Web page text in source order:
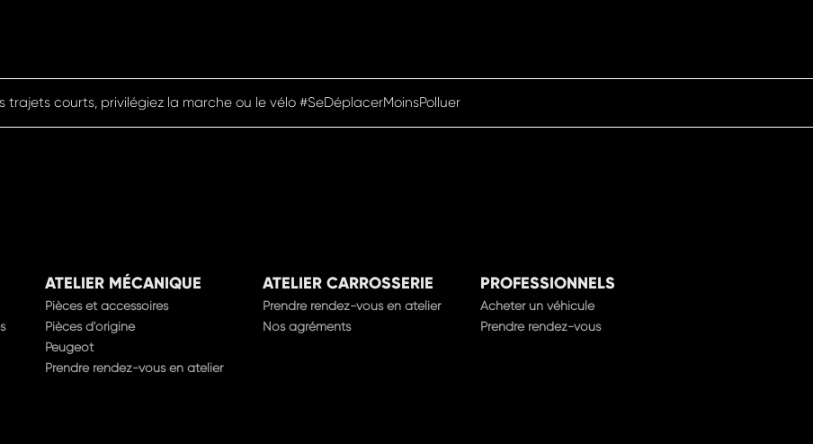
trajets courts, privilégiez la marche ou le vélo #SeDéplacerMoinsPolluer
ATELIER MÉCANIQUE
Pièces et accessoires
Pièces d'origine
Peugeot
Prendre rendez-vous en atelier
ATELIER CARROSSERIE
Prendre rendez-vous en atelier
Nos agréments
PROFESSIONNELS
Acheter un véhicule
Prendre rendez-vous